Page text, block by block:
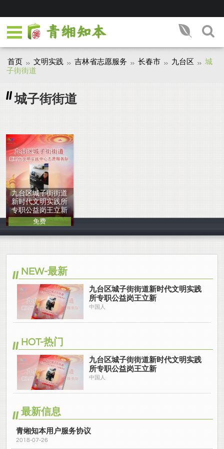
首页 文明实践 吉林省志愿服务 长春市 九台区
城
子街街道
城子街街道
九台区城子街街道
新时代文明实践所
专职公益岗王立新
中国人
免费
NEW-最新
九台区城子街街道新时代文明实践
所专职公益岗王立新
中国人
HOT-热门
九台区城子街街道新时代文明实践
所专职公益岗王立新
中国人
最新信息
青缃知本用户服务协议
2018-07-26